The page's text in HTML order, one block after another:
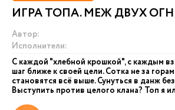
ИГРА ТОПА. МЕЖ ДВУХ
Автор:
Исполнители:
С каждой "хлебной крошкой", с каждым
шаг ближе к своей цели. Сотка не за
становятся всё выше. Сунуться в данж
Выступить против целого клана? Топ я